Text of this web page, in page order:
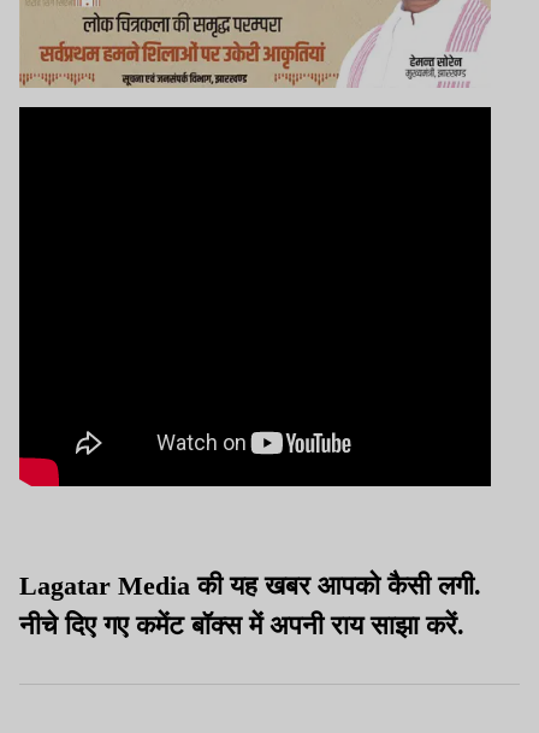
Lagatar Media की यह खबर आपको कैसी लगी.
नीचे दिए गए कमेंट बॉक्स में अपनी राय साझा करें.